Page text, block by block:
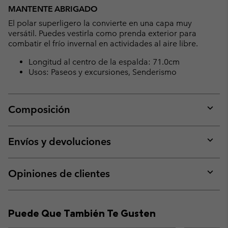
MANTENTE ABRIGADO
El polar superligero la convierte en una capa muy
versátil. Puedes vestirla como prenda exterior para
combatir el frío invernal en actividades al aire libre.
Longitud al centro de la espalda: 71.0cm
Usos: Paseos y excursiones, Senderismo
Composición
or
Envíos y devoluciones
or
Opiniones de clientes
or
Puede Que También Te Gusten